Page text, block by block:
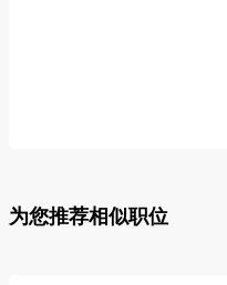
为您推荐相似职位